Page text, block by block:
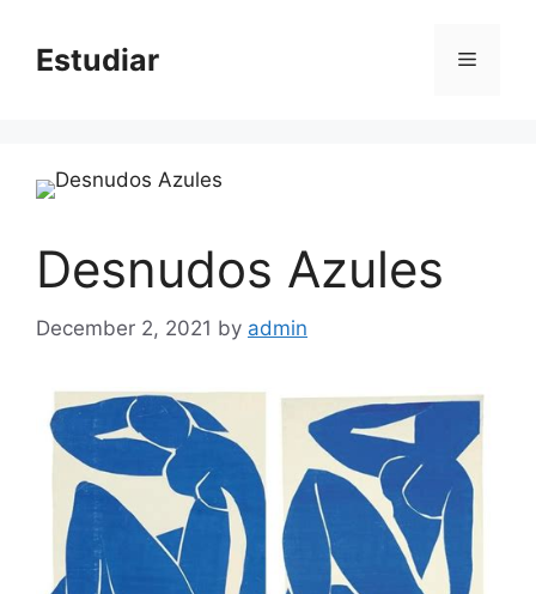
contentEstudiar Menu
Desnudos Azules
December 2, 2021 by admin